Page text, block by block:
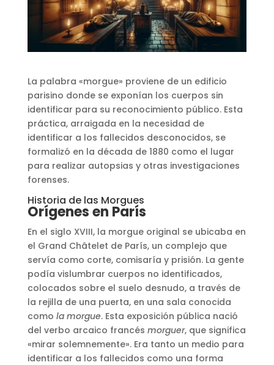
La palabra «morgue» proviene de un edificio
parisino donde se exponían los cuerpos sin
identificar para su reconocimiento público. Esta
práctica, arraigada en la necesidad de
identificar a los fallecidos desconocidos, se
formalizó en la década de 1880 como el lugar
para realizar autopsias y otras investigaciones
forenses​​.
Historia de las Morgues
Orígenes en París
En el siglo XVIII, la morgue original se ubicaba en
el Grand Châtelet de París, un complejo que
servía como corte, comisaría y prisión. La gente
podía vislumbrar cuerpos no identificados,
colocados sobre el suelo desnudo, a través de
la rejilla de una puerta, en una sala conocida
como la morgue. Esta exposición pública nació
del verbo arcaico francés morguer, que significa
«mirar solemnemente». Era tanto un medio para
identificar a los fallecidos como una forma